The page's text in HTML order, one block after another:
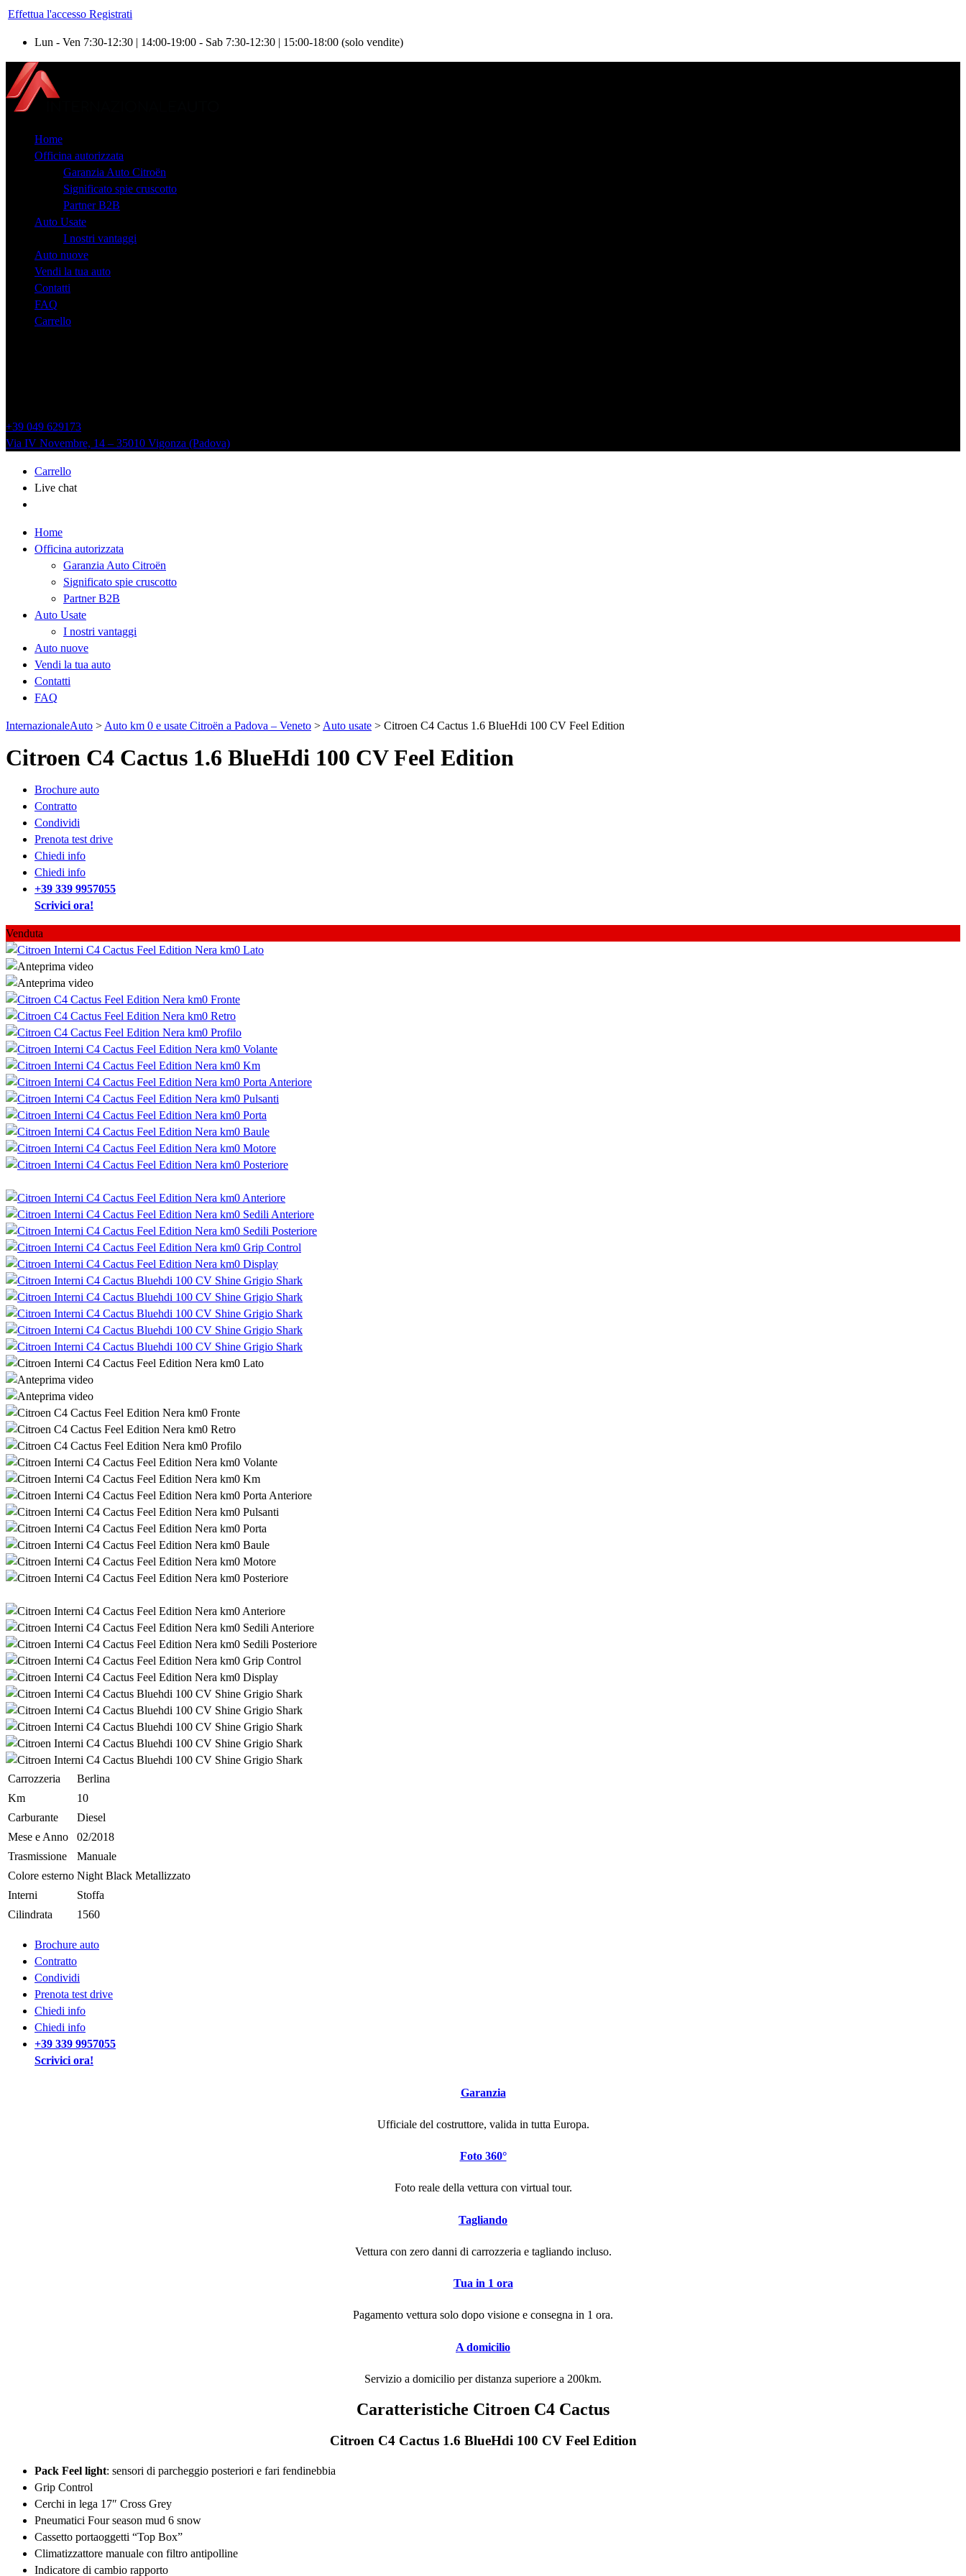
Effettua l'accesso Registrati
Lun - Ven 7:30-12:30 | 14:00-19:00 - Sab 7:30-12:30 | 15:00-18:00 (solo vendite)
Home
Officina autorizzata
Garanzia Auto Citroën
Significato spie cruscotto
Partner B2B
Auto Usate
I nostri vantaggi
Auto nuove
Vendi la tua auto
Contatti
FAQ
Carrello
+39 049 629173
Via IV Novembre, 14 – 35010 Vigonza (Padova)
Carrello
Live chat
Home
Officina autorizzata
Garanzia Auto Citroën
Significato spie cruscotto
Partner B2B
Auto Usate
I nostri vantaggi
Auto nuove
Vendi la tua auto
Contatti
FAQ
InternazionaleAuto > Auto km 0 e usate Citroën a Padova – Veneto > Auto usate > Citroen C4 Cactus 1.6 BlueHdi 100 CV Feel Edition
Citroen C4 Cactus 1.6 BlueHdi 100 CV Feel Edition
Brochure auto
Contratto
Condividi
Prenota test drive
Chiedi info
Chiedi info
+39 339 9957055
Scrivici ora!
Venduta
Carrozzeria
Berlina
Km
10
Carburante
Diesel
Mese e Anno
02/2018
Trasmissione
Manuale
Colore esterno Night Black Metallizzato
Interni
Stoffa
Cilindrata
1560
Brochure auto
Contratto
Condividi
Prenota test drive
Chiedi info
Chiedi info
+39 339 9957055
Scrivici ora!
Garanzia
Ufficiale del costruttore, valida in tutta Europa.
Foto 360°
Foto reale della vettura con virtual tour.
Tagliando
Vettura con zero danni di carrozzeria e tagliando incluso.
Tua in 1 ora
Pagamento vettura solo dopo visione e consegna in 1 ora.
A domicilio
Servizio a domicilio per distanza superiore a 200km.
Caratteristiche Citroen C4 Cactus
Citroen C4 Cactus 1.6 BlueHdi 100 CV Feel Edition
Pack Feel light: sensori di parcheggio posteriori e fari fendinebbia
Grip Control
Cerchi in lega 17″ Cross Grey
Pneumatici Four season mud 6 snow
Cassetto portaoggetti “Top Box”
Climatizzattore manuale con filtro antipolline
Indicatore di cambio rapporto